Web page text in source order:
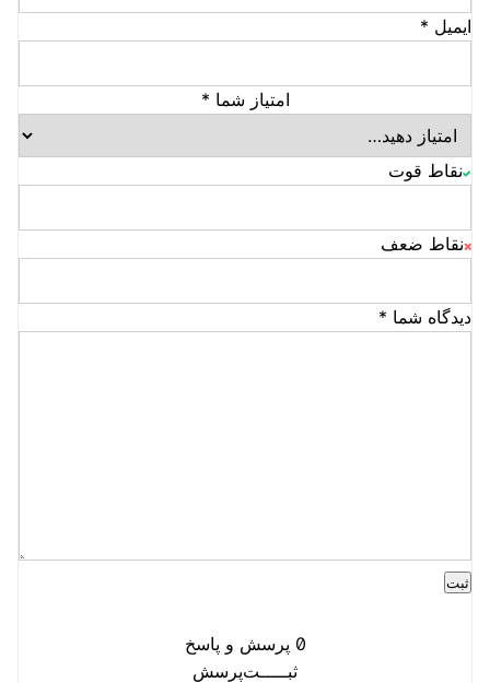
ایمیل *
امتیاز شما *
نقاط قوت
نقاط ضعف
دیدگاه شما *
0 پرسش و پاسخ
ثبـــــت‌پرسش